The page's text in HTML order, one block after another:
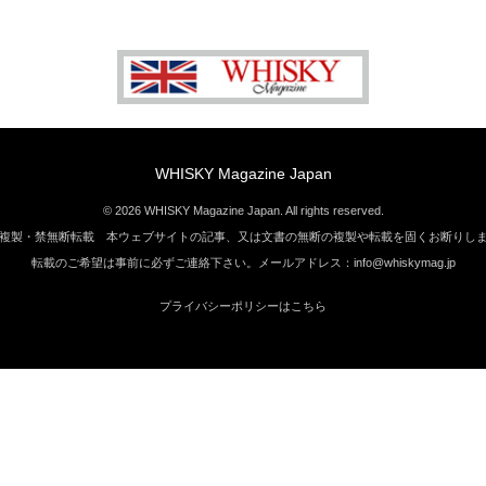
WHISKY Magazine Japan
© 2026 WHISKY Magazine Japan. All rights reserved.
製・禁無断転載 本ウェブサイトの記事、又は文書の無断の複製や転載を固くお断りし
転載のご希望は事前に必ずご連絡下さい。メールアドレス：info@whiskymag.jp
プライバシーポリシーはこちら